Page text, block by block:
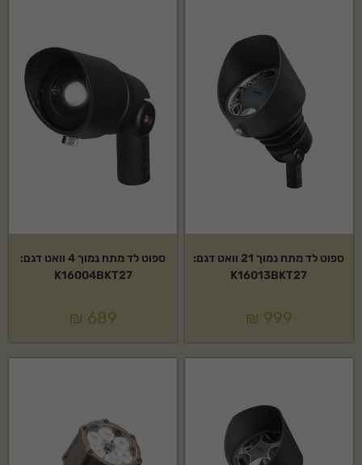
ספוט לד מתח נמוך 21 וואט דגם:
K16013BKT27
₪ 999
ספוט לד מתח נמוך 4 וואט דגם:
K16004BKT27
₪ 689